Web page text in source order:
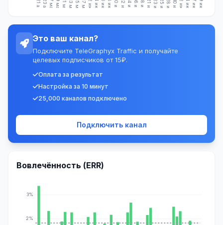
21 апр.23 апр. 7 мая 9 мая 11 мая 13 мая 15 мая 17 мая 2 июн.4 июн. 6 июн.8 июн. 10 июн. 12 июн.14 июн.16 июн.18 июн.21 июн.23 июн.25 июн.28 июн.30 июн.2 июл.4 июл. 7 июл. 9 июл.
Это ваш канал?
Подключите TeleGraphyx Traffic и получайте
целевых подписчиков от 15₽.
Оплата за результат
Настройка за 10 минут
25,000 каналов подключено
Подключить канал
Вовлечённость (ERR)
2%
3%